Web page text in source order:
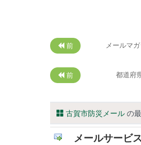
前 メールマ
前 都道府
古賀市防災メール の
メールサービ